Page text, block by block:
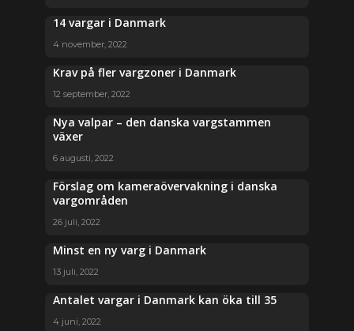
14 vargar i Danmark
4 november, 2022
Krav på fler vargzoner i Danmark
12 september, 2022
Nya valpar – den danska vargstammen
växer
6 augusti, 2022
Förslag om kameraövervakning i danska
vargområden
26 juli, 2022
Minst en ny varg i Danmark
13 juli, 2022
Antalet vargar i Danmark kan öka till 35
4 juni, 2022